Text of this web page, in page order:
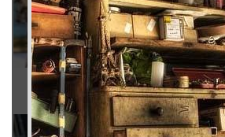
Antiquaire 79